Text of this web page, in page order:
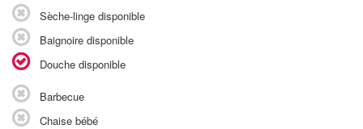
Sèche-linge disponible
Baignoire disponible
Douche disponible
Barbecue
Chaise bébé